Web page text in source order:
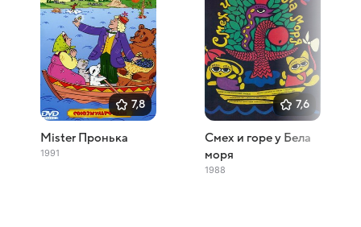
7,8
Mister Пронька
1991
7,6
Смех и горе у Бела
моря
1988